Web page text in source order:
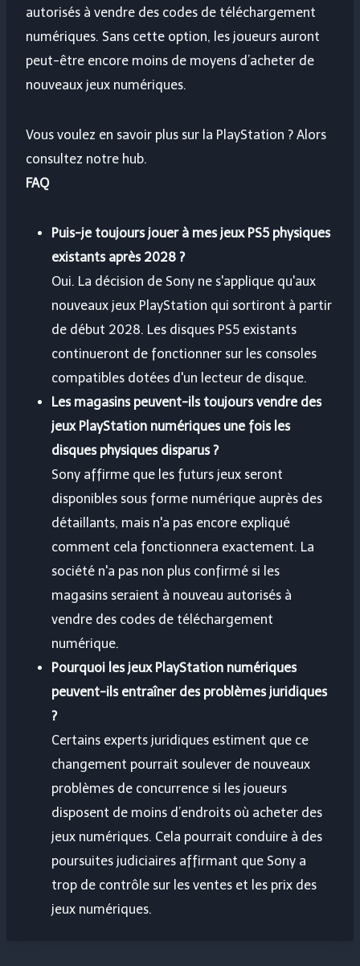
autorisés à vendre des codes de téléchargement
numériques. Sans cette option, les joueurs auront
peut-être encore moins de moyens d’acheter de
nouveaux jeux numériques.
Vous voulez en savoir plus sur la PlayStation ? Alors
consultez notre hub.
FAQ
Puis-je toujours jouer à mes jeux PS5 physiques
existants après 2028 ?
Oui. La décision de Sony ne s'applique qu'aux
nouveaux jeux PlayStation qui sortiront à partir
de début 2028. Les disques PS5 existants
continueront de fonctionner sur les consoles
compatibles dotées d'un lecteur de disque.
Les magasins peuvent-ils toujours vendre des
jeux PlayStation numériques une fois les
disques physiques disparus ?
Sony affirme que les futurs jeux seront
disponibles sous forme numérique auprès des
détaillants, mais n'a pas encore expliqué
comment cela fonctionnera exactement. La
société n'a pas non plus confirmé si les
magasins seraient à nouveau autorisés à
vendre des codes de téléchargement
numérique.
Pourquoi les jeux PlayStation numériques
peuvent-ils entraîner des problèmes juridiques
?
Certains experts juridiques estiment que ce
changement pourrait soulever de nouveaux
problèmes de concurrence si les joueurs
disposent de moins d’endroits où acheter des
jeux numériques. Cela pourrait conduire à des
poursuites judiciaires affirmant que Sony a
trop de contrôle sur les ventes et les prix des
jeux numériques.